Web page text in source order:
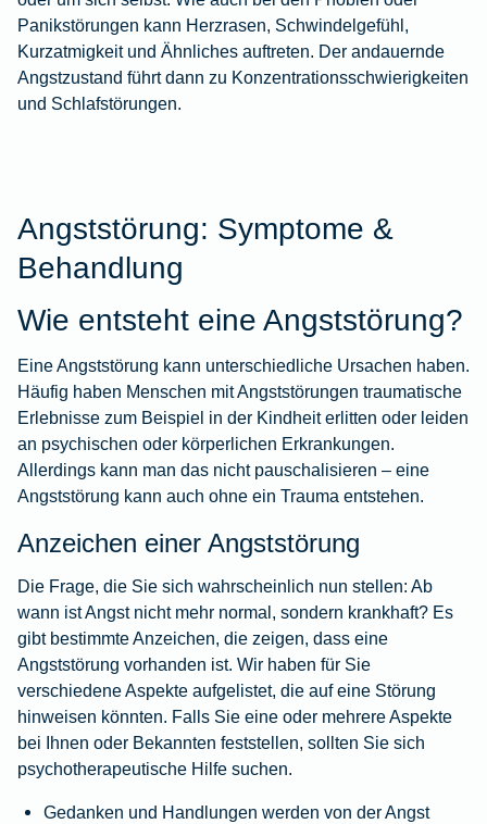
Panikstörungen kann Herzrasen, Schwindelgefühl,
Kurzatmigkeit und Ähnliches auftreten. Der andauernde
Angstzustand führt dann zu Konzentrationsschwierigkeiten
und Schlafstörungen.
Angststörung: Symptome &
Behandlung
Wie entsteht eine Angststörung?
Eine Angststörung kann unterschiedliche Ursachen haben.
Häufig haben Menschen mit Angststörungen traumatische
Erlebnisse zum Beispiel in der Kindheit erlitten oder leiden
an psychischen oder körperlichen Erkrankungen.
Allerdings kann man das nicht pauschalisieren – eine
Angststörung kann auch ohne ein Trauma entstehen.
Anzeichen einer Angststörung
Die Frage, die Sie sich wahrscheinlich nun stellen: Ab
wann ist Angst nicht mehr normal, sondern krankhaft? Es
gibt bestimmte Anzeichen, die zeigen, dass eine
Angststörung vorhanden ist. Wir haben für Sie
verschiedene Aspekte aufgelistet, die auf eine Störung
hinweisen könnten. Falls Sie eine oder mehrere Aspekte
bei Ihnen oder Bekannten feststellen, sollten Sie sich
psychotherapeutische Hilfe suchen.
Gedanken und Handlungen werden von der Angst